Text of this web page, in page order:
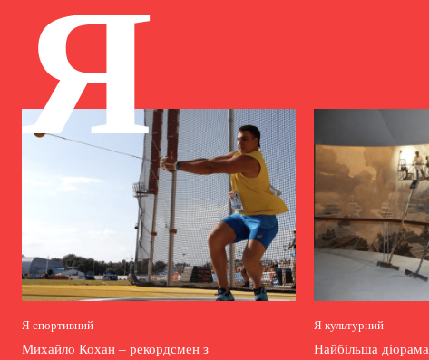
Я
Я спортивний
Михайло Кохан – рекордсмен з
Я культурний
Найбільша